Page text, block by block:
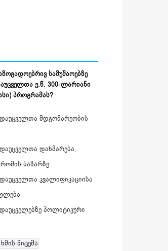
სამუშაოებზე
ე.წ. 300-ლარიანი
პროგრამას?
მდგომარეობის
დახმარება,
ბაზარზე
კვალიფიკაციისა
პოლიტიკური